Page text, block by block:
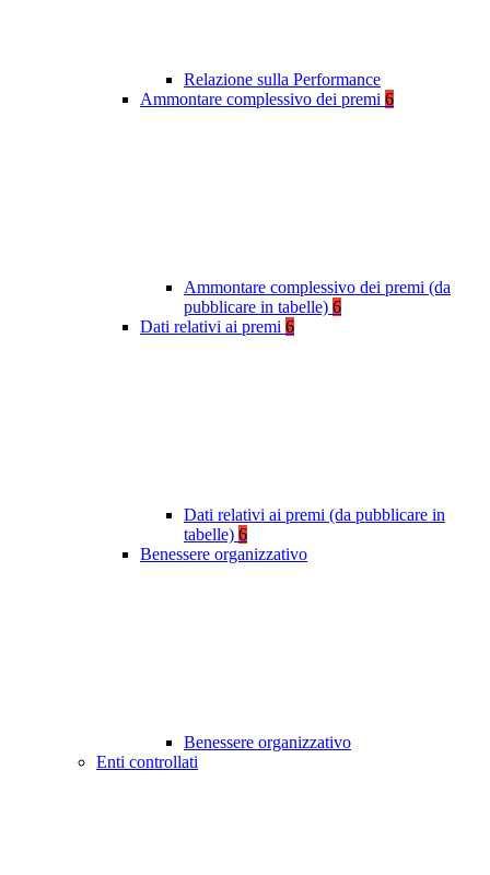
Relazione sulla Performance
Ammontare complessivo dei premi 6
Ammontare complessivo dei premi (da
pubblicare in tabelle) 6
Dati relativi ai premi 6
Dati relativi ai premi (da pubblicare in
tabelle) 6
Benessere organizzativo
Benessere organizzativo
Enti controllati